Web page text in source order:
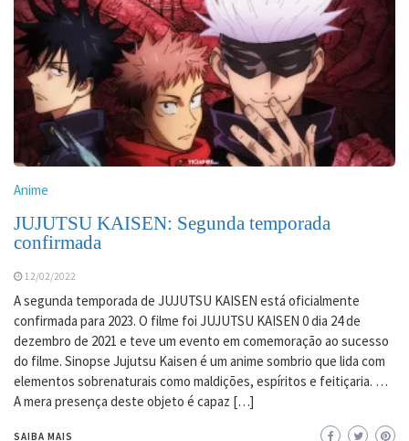
Anime
JUJUTSU KAISEN: Segunda temporada
confirmada
12/02/2022
A segunda temporada de JUJUTSU KAISEN está oficialmente
confirmada para 2023. O filme foi JUJUTSU KAISEN 0 dia 24 de
dezembro de 2021 e teve um evento em comemoração ao sucesso
do filme. Sinopse Jujutsu Kaisen é um anime sombrio que lida com
elementos sobrenaturais como maldições, espíritos e feitiçaria. …
A mera presença deste objeto é capaz […]
SAIBA MAIS